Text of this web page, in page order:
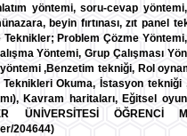
yöntemi, soru-cevap
beyin fırtınası, zıt
Problem Çözme
Yöntemi, Grup Çalışması
,Benzetim tekniği, Rol
Okuma, İstasyon
Kavram haritaları, Eğitsel
ÜNİVERSİTESİ ÖĞRENCİ
204644)